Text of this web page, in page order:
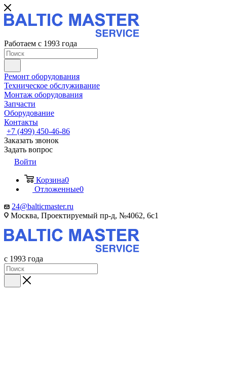
Работаем с 1993 года
Ремонт оборудования
Техническое обслуживание
Монтаж оборудования
Запчасти
Оборудование
Контакты
+7 (499) 450-46-86
Заказать звонок
Задать вопрос
Войти
Корзина0
Отложенные0
24@balticmaster.ru
Москва, Проектируемый пр-д, №4062, 6с1
с 1993 года